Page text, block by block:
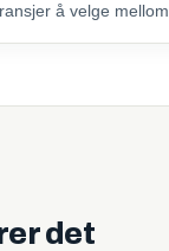
å velge mellom
det